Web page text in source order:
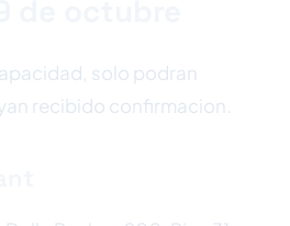
solo podran
recibido confirmacion.